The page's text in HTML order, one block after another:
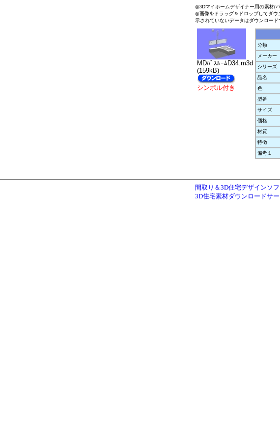
◎3Dマイホームデザイナー用の素材(
◎画像をドラッグ＆ドロップしてダウ
示されていないデータはダウンロード
MDﾊﾞｽﾙｰﾑD34.m3d
(159kB)
シンボル付き
分類
メーカー
シリーズ
品名
色
型番
サイズ
価格
材質
特徴
備考１
間取り＆3D住宅デザインソ
3D住宅素材ダウンロードサ